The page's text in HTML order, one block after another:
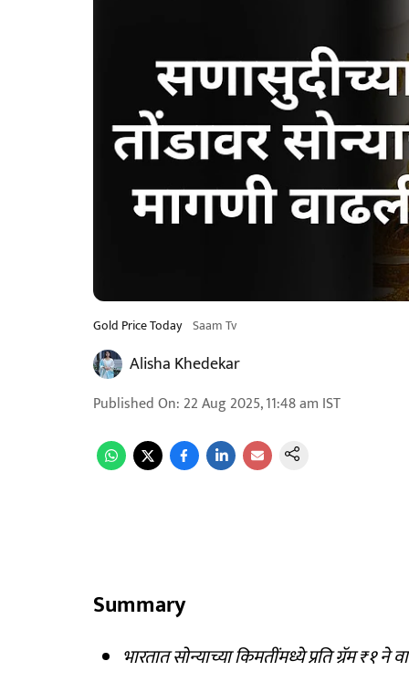
Gold Price Today Saam Tv
Alisha Khedekar
Published On: 22 Aug 2025, 11:48 am IST
Summary
भारतात सोन्याच्या किमतींमध्ये प्रति ग्रॅम ₹१